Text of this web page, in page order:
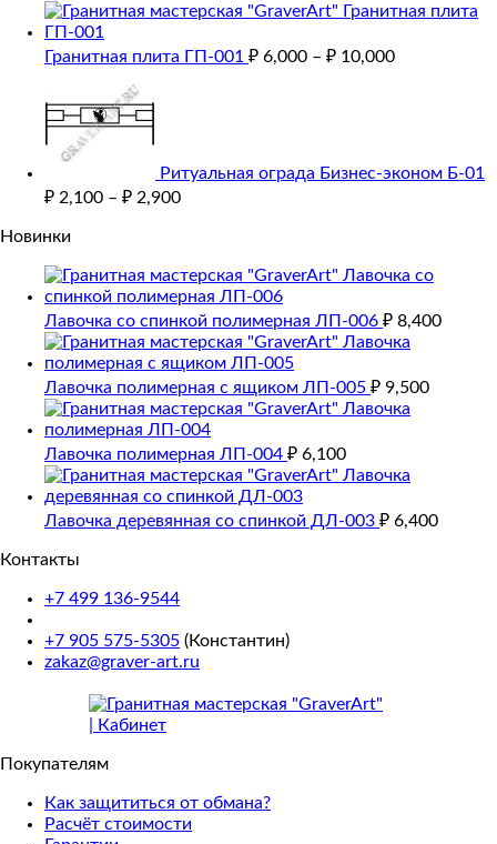
Гранитная плита ГП-001 ₽ 6,000 – ₽ 10,000
Ритуальная ограда Бизнес-эконом Б-01
₽ 2,100 – ₽ 2,900
Новинки
Лавочка со спинкой полимерная ЛП-006 ₽ 8,400
Лавочка полимерная с ящиком ЛП-005 ₽ 9,500
Лавочка полимерная ЛП-004 ₽ 6,100
Лавочка деревянная со спинкой ДЛ-003 ₽ 6,400
Контакты
+7 499 136-9544
+7 905 575-5305 (Константин)
zakaz@graver-art.ru
Покупателям
Как защититься от обмана?
Расчёт стоимости